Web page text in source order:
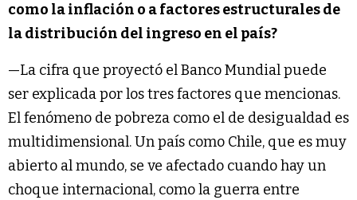
como la inflación o a factores estructurales de
la distribución del ingreso en el país?
—La cifra que proyectó el Banco Mundial puede
ser explicada por los tres factores que mencionas.
El fenómeno de pobreza como el de desigualdad es
multidimensional. Un país como Chile, que es muy
abierto al mundo, se ve afectado cuando hay un
choque internacional, como la guerra entre